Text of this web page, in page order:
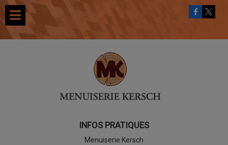
INFOS PRATIQUES
Menuiserie Kersch